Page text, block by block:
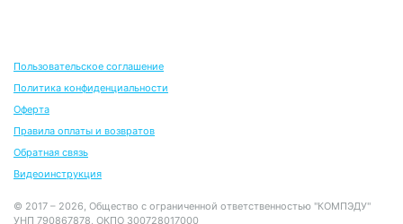
Пользовательское соглашение
Политика конфиденциальности
Оферта
Правила оплаты и возвратов
Обратная связь
Видеоинструкция
© 2017 – 2026, Общество с ограниченной ответственностью "КОМПЭДУ"
УНП 790867878, ОКПО 300728017000